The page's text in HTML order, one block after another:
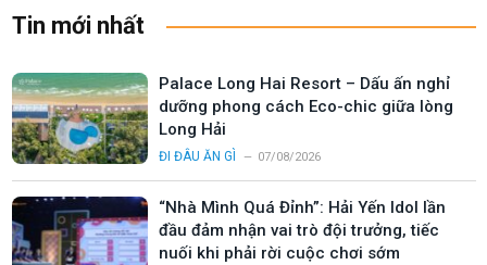
Tin mới nhất
Palace Long Hai Resort – Dấu ấn nghỉ
dưỡng phong cách Eco-chic giữa lòng
Long Hải
ĐI ĐÂU ĂN GÌ 07/08/2026
“Nhà Mình Quá Đỉnh”: Hải Yến Idol lần
đầu đảm nhận vai trò đội trưởng, tiếc
nuối khi phải rời cuộc chơi sớm